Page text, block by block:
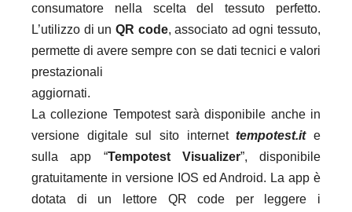
consumatore nella scelta del tessuto perfetto.
L’utilizzo di un QR code, associato ad ogni tessuto,
permette di avere sempre con se dati tecnici e valori
prestazionali
aggiornati.
La collezione Tempotest sarà disponibile anche in
versione digitale sul sito internettempotest.it e
sulla app “Tempotest Visualizer”, disponibile
gratuitamente in versione IOS ed Android. La app è
dotata di un lettore QR code per leggere i